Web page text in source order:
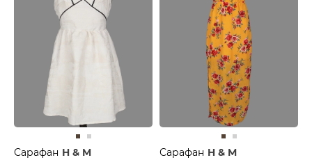
Сарафан H & M Сарафан H & M